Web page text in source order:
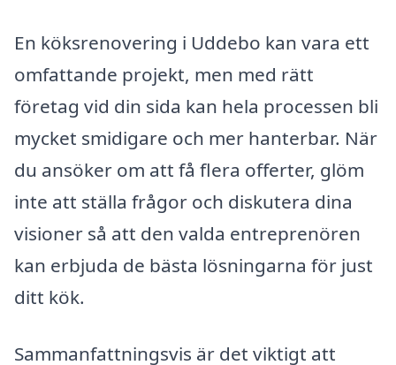
En köksrenovering i Uddebo kan vara ett
omfattande projekt, men med rätt
företag vid din sida kan hela processen bli
mycket smidigare och mer hanterbar. När
du ansöker om att få flera offerter, glöm
inte att ställa frågor och diskutera dina
visioner så att den valda entreprenören
kan erbjuda de bästa lösningarna för just
ditt kök.
Sammanfattningsvis är det viktigt att